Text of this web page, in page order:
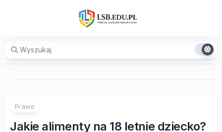
Prawo
Jakie alimenty na 18 letnie dziecko?